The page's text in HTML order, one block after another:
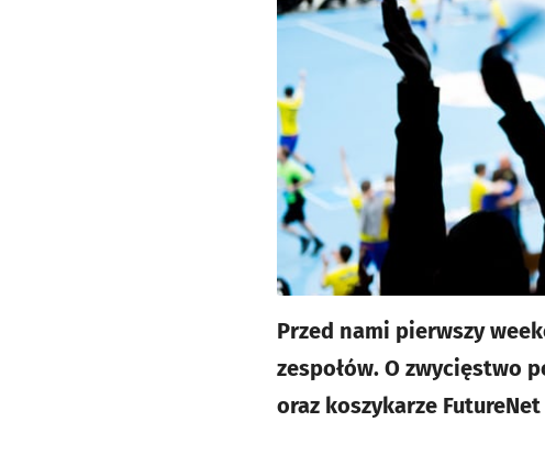
Przed nami pierwszy
zespołów. O zwycięstwo
oraz koszykarze